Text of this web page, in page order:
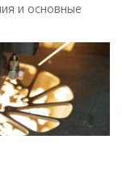
и основные